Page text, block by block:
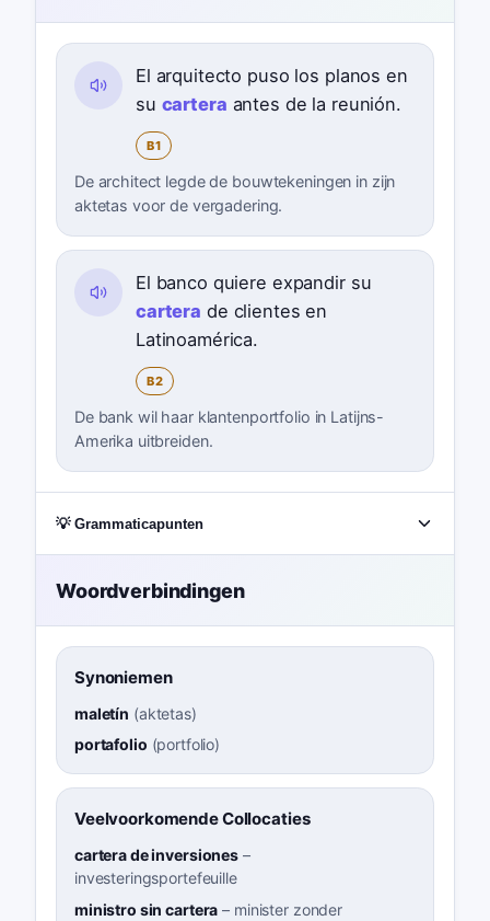
El arquitecto puso los planos en
su cartera antes de la reunión.
B1
De architect legde de bouwtekeningen in zijn
aktetas voor de vergadering.
El banco quiere expandir su
cartera de clientes en
Latinoamérica.
B2
De bank wil haar klantenportfolio in Latijns-
Amerika uitbreiden.
💡 Grammaticapunten
Woordverbindingen
Synoniemen
maletín (aktetas)
portafolio (portfolio)
Veelvoorkomende Collocaties
cartera de inversiones –
investeringsportefeuille
ministro sin cartera – minister zonder